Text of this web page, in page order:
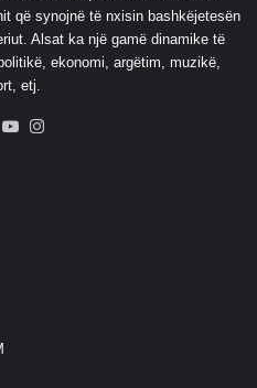
që synojnë të nxisin bashkëjetesën
Alsat ka një gamë dinamike të
ekonomi, argëtim, muzikë,
etj.
Facebook
YouTube